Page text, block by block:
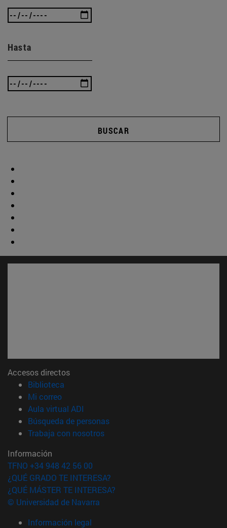
Hasta
BUSCAR
Accesos directos
Biblioteca
Mi correo(abre en nueva ventana)
Aula virtual ADI
Búsqueda de personas(abre en nueva ventana)
Trabaja con nosotros(abre en nueva ventana)
Información
TFNO +34 948 42 56 00
¿QUÉ GRADO TE INTERESA?
¿QUÉ MÁSTER TE INTERESA?
© Universidad de Navarra
Información legal